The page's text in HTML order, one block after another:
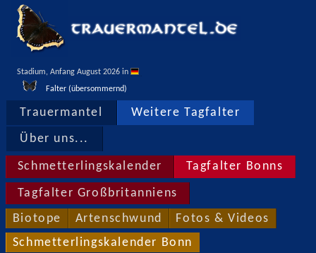
Stadium, Anfang August 2026 in
Falter (übersommernd)
Trauermantel Weitere Tagfalter
Über uns...
Schmetterlingskalender Tagfalter Bonns
Tagfalter Großbritanniens
Biotope Artenschwund Fotos & Videos
Schmetterlingskalender Bonn